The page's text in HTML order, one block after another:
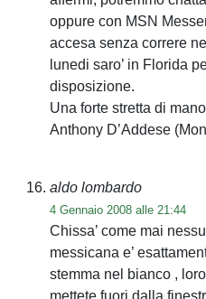
oppure con MSN
accesa senza correre
lunedi saro’ in Florida
disposizione.
Una forte stretta di
Anthony D’Addese
aldo lombardo
4 Gennaio 2008 alle 21:44
Chissa’ come mai
messicana e’
stemma nel bianco ,
mettete fuori dalla